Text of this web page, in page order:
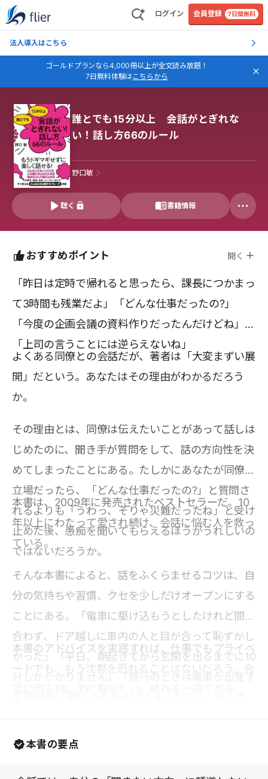
ログイン 会員登録 7日間無料
法人導入はこちら
ゴールドプランなら4,000冊以上が全文読み放題！
7日無料体験はこちらから
誰とでも15分以上 会話がとぎれな
い！話し方66のルール
野口敏
聴く 書籍情報
おすすめポイント 開く
「昨日は定時で帰れると思ったら、課長につかまっ
て3時間も残業だよ」「どんな仕事だったの?」
「今度の企画会議の資料作りだったんだけどね」
「上司の言うことには逆らえないね」
よくある同僚との会話だが、著者は「大変まずい展
開」だという。あなたはその理由がわかるだろう
か。
その理由とは、同僚は伝えたいことがあって話しは
じめたのに、聞き手が質問をして、話の方向性を決
めてしまったことにある。たしかにあなたが同僚の
立場だったら、「どんな仕事だったの?」と質問さ
れるよりも「うわっ、そりゃ災難だったね」と受け
止めた後、愚痴を聞いてもらえるほうがうれしいの
ではないだろうか。
本書は、2009年に発売されたベストセラーだ。10
年以上にわたって愛され続け、会話に悩む人を救っ
ている。
そんな本書によると、話をふくらませるコツは、自
分の気持ちや習慣、クセを少しだけオープンにする
ことにある。「電車に駆け込もうとしたけれど間に
合わず、ドア越しに車内の人と目が合って恥ずかし
かった」「平日、朝起きてから玄関を出るまでに10
分しかかかりません」「旅行のときは電車が出発す
少し自己開示してみるのだ。すると自然と会話が広
がり、お互いのことを知り合えるだけでなく、好感
本書のアドバイスを実践すれば、仕事でもプライベ
ートでも、もう沈黙を恐れることはないだろう。会
本書の要点